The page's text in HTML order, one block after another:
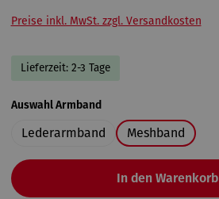
Preise inkl. MwSt. zzgl. Versandkosten
Lieferzeit: 2-3 Tage
Auswahl Armbandauswählen
Lederarmband Meshband
In den Warenkorb